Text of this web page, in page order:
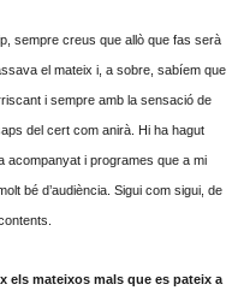
sempre creus que allò que fas serà
el mateix i, a sobre, sabíem que
i sempre amb la sensació de
del cert com anirà. Hi ha hagut
acompanyat i programes que a mi
bé d’audiència. Sigui com sigui, de
els mateixos mals que es pateix a